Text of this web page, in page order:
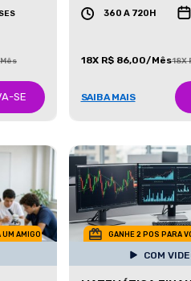
SE
360 A 720H
18X R$ 86,00/Mês18X
SAIBA MAIS
UM AMIGO GANHE 2 POS PARA
COM